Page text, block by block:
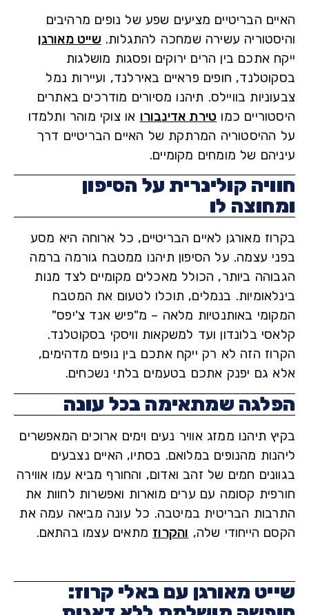
הבריטיים מציעים שפע של נופים מרהיבים
עשירה שמחכה להתגלות.שייט מאורגן
אתכם בין הרים ירוקים ופסגות מושלגות
חופים פראיים באירלנד, ועיירות נמל
בוויילס. תיהנו מסיורים מודרכים באתרים
כמוטירת אדינבורואו צוקי מוהר ותלמדו
המרתקת של האיים הבריטיים דרך
של מומחים מקומיים.
קולינרית על הסיפון
לו
מאורגן לאיים הבריטיים, כל ארוחה היא מסע
עצמה. על הסיפון תיהנו ממטבח גורמה ברמה
ביותר, הכולל מאכלים מקומיים לצד מנות
בנמלים, תוכלו לטעום את המטבח
באותנטיות מלאה – מ"פיש אנד צ'יפס"
בלונדון ועד למשקאות וויסקי בסקוטלנד.
הזה לא רק ייקח אתכם בין נופים מדהימים,
גם יפנק אתכם בטעמים בלתי נשכחים.
שמתאימה בכל עונה
תיהנו ממזג אוויר נעים וימים ארוכים המאפשרים
מהנופים במלואם. בסתיו, האיים נצבעים
חמים של זהב ואדום, והחורף מביא עמו אווירה
קסומה עם ערים מוארות ואפשרות לחוות את
הבריטית במיטבה. כל עונה מביאה עמה את
הייחודי שלה, והקרוזמתאים עצמו בהתאם.
מאורגן עם באלי קרוז: